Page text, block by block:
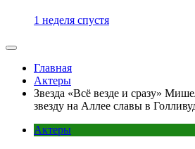
1 неделя спустя
Главная
Актеры
Звезда «Всё везде и сразу»
звезду на Аллее славы в
Актеры